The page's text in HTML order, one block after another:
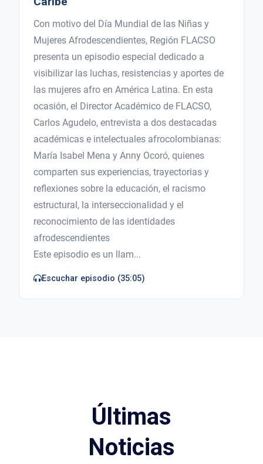
Con motivo del Día Mundial de las Niñas y
Mujeres Afrodescendientes, Región FLACSO
presenta un episodio especial dedicado a
visibilizar las luchas, resistencias y aportes de
las mujeres afro en América Latina. En esta
ocasión, el Director Académico de FLACSO,
Carlos Agudelo, entrevista a dos destacadas
académicas e intelectuales afrocolombianas:
María Isabel Mena y Anny Ocoró, quienes
comparten sus experiencias, trayectorias y
reflexiones sobre la educación, el racismo
estructural, la interseccionalidad y el
reconocimiento de las identidades
afrodescendientes
Este episodio es un llam...
Escuchar episodio (35:05)
Últimas
Noticias